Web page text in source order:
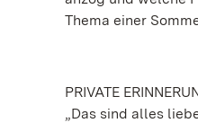
Thema einer
PRIVATE
„Das sind alles